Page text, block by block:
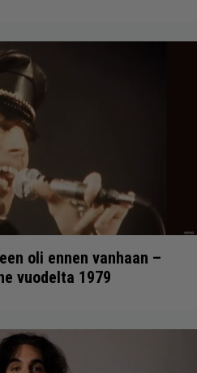
oli ennen vanhaan –
vuodelta 1979